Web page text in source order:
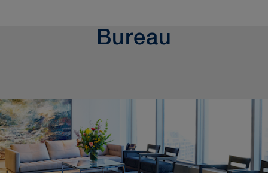
Bureau